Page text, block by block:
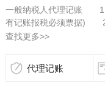
一般纳税人代理记账 1
有记账报税必须票据) 2
查找更多>>
代理记账